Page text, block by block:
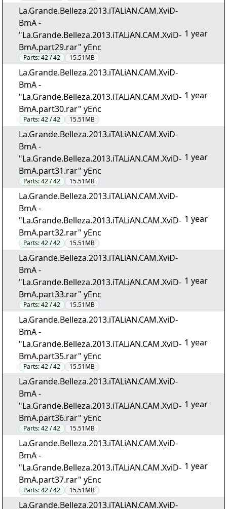
La.Grande.Belleza.2013.iTALiAN.CAM.XviD-
BmA -
"La.Grande.Belleza.2013.iTALiAN.CAM.XviD-
BmA.part29.rar" yEnc
Parts:42 / 42 15.51MB
1 year
La.Grande.Belleza.2013.iTALiAN.CAM.XviD-
BmA -
"La.Grande.Belleza.2013.iTALiAN.CAM.XviD-
BmA.part30.rar" yEnc
Parts:42 / 42 15.51MB
1 year
La.Grande.Belleza.2013.iTALiAN.CAM.XviD-
BmA -
"La.Grande.Belleza.2013.iTALiAN.CAM.XviD-
BmA.part31.rar" yEnc
Parts:42 / 42 15.51MB
1 year
La.Grande.Belleza.2013.iTALiAN.CAM.XviD-
BmA -
"La.Grande.Belleza.2013.iTALiAN.CAM.XviD-
BmA.part32.rar" yEnc
Parts:42 / 42 15.51MB
1 year
La.Grande.Belleza.2013.iTALiAN.CAM.XviD-
BmA -
"La.Grande.Belleza.2013.iTALiAN.CAM.XviD-
BmA.part33.rar" yEnc
Parts:42 / 42 15.51MB
1 year
La.Grande.Belleza.2013.iTALiAN.CAM.XviD-
BmA -
"La.Grande.Belleza.2013.iTALiAN.CAM.XviD-
BmA.part35.rar" yEnc
Parts:42 / 42 15.51MB
1 year
La.Grande.Belleza.2013.iTALiAN.CAM.XviD-
BmA -
"La.Grande.Belleza.2013.iTALiAN.CAM.XviD-
BmA.part36.rar" yEnc
Parts:42 / 42 15.51MB
1 year
La.Grande.Belleza.2013.iTALiAN.CAM.XviD-
BmA -
"La.Grande.Belleza.2013.iTALiAN.CAM.XviD-
BmA.part37.rar" yEnc
Parts:42 / 42 15.51MB
1 year
La.Grande.Belleza.2013.iTALiAN.CAM.XviD-